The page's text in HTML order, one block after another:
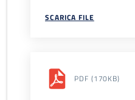
SCARICA FILE
PDF (170KB)